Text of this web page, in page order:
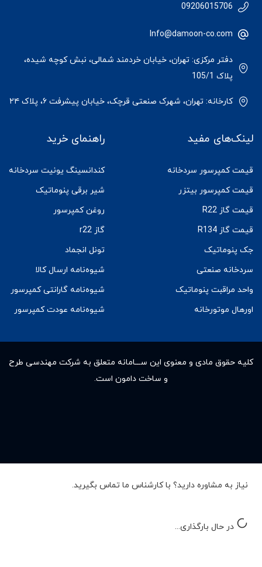
09206015706
Info@damoon-co.com
دفتر مرکزی: تهران، خیابان خردمند شمالی، نبش کوچه شیده،
پلاک 105/1
کارخانه: تهران، شهرک صنعتی قرچک، خیابان پیشرفت ۶، پلاک ۲۴
لینک‌های مفید
قیمت کمپرسور سردخانه
قیمت کمپرسور بیتزر
قیمت گاز R22
قیمت گاز R134
جک پنوماتیک
سردخانه صنعتی
واحد مراقبت پنوماتیک
اورهال موتورخانه
راهنمای خرید
کندانسینگ یونیت سردخانه
شیر برقی پنوماتیک
روغن کمپرسور
گاز r22
تونل انجماد
شیوه‌نامه ارسال کالا
شیوه‌نامه گارانتی کمپرسور
شیوه‌نامه عودت کمپرسور
کلیه حقوق مادى و معنوى این ســـامانه متعلق به شرکت مهندسی طرح
و ساخت دامون است.
نیاز به مشاوره دارید؟ با کارشناس ما تماس بگیرید.
در حال بارگذاری...